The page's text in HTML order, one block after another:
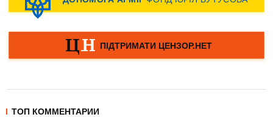
ТОП КОММЕНТАРИИ